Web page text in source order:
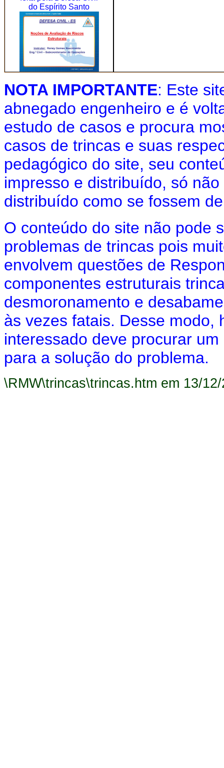
do Espírito Santo
NOTA IMPORTANTE: Este
abnegado engenheiro e é
estudo de casos e procura
casos de trincas e suas
pedagógico do site, seu
impresso e distribuído, só
distribuído como se fossem
O conteúdo do site não pode
problemas de trincas pois
envolvem questões de
componentes estruturais
desmoronamento e
às vezes fatais. Desse modo,
interessado deve procurar
para a solução do problema.
\RMW\trincas\trincas.htm em 13/